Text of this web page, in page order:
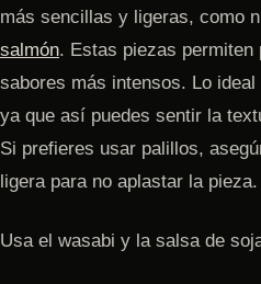
más sencillas y ligeras, como
salmón. Estas piezas permiten
sabores más intensos. Lo
ya que así puedes sentir la
Si prefieres usar palillos,
ligera para no aplastar la pieza.
Usa el wasabi y la salsa de